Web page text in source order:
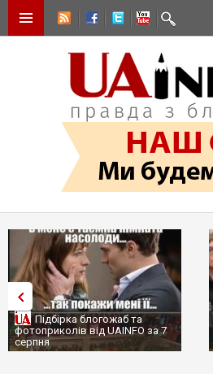
Підбірка блогожаб та
фотоприколів від UAINFO за 7
серпня